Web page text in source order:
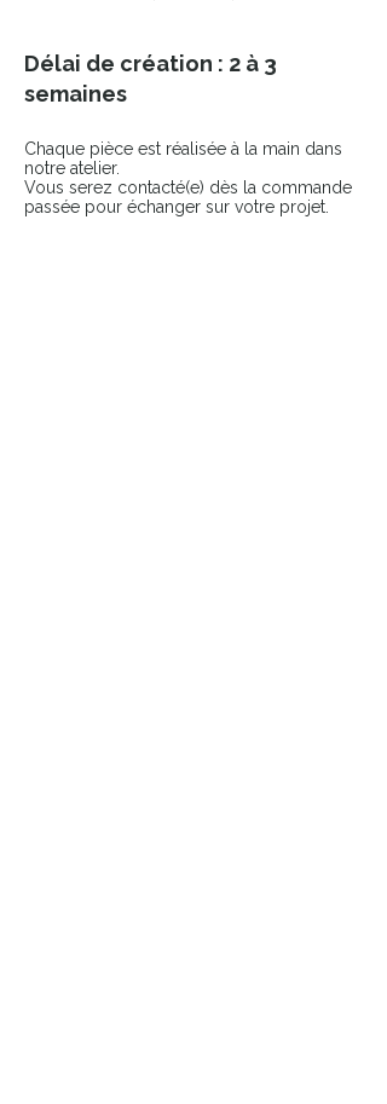
Délai de création : 2 à 3
semaines
Chaque pièce est réalisée à la main dans
notre atelier.
Vous serez contacté(e) dès la commande
passée pour échanger sur votre projet.